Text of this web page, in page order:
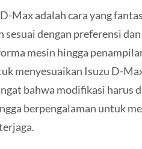
Max adalah cara yang
sesuai dengan preferensi
mesin hingga
menyesuaikan Isuzu D-
bahwa modifikasi harus
berpengalaman untuk